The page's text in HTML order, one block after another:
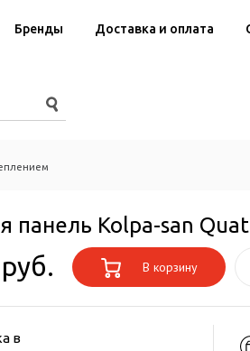
Бренды Доставка и оплата
панель Kolpa-san
В корзину
в